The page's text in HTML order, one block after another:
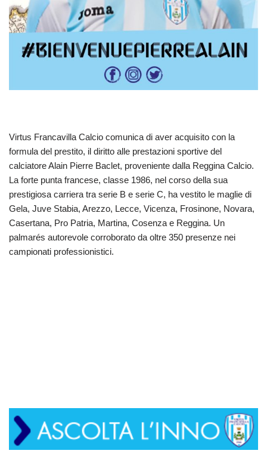
Virtus Francavilla Calcio comunica di aver acquisito con la
formula del prestito, il diritto alle prestazioni sportive del
calciatore Alain Pierre Baclet, proveniente dalla Reggina Calcio.
La forte punta francese, classe 1986, nel corso della sua
prestigiosa carriera tra serie B e serie C, ha vestito le maglie di
Gela, Juve Stabia, Arezzo, Lecce, Vicenza, Frosinone, Novara,
Casertana, Pro Patria, Martina, Cosenza e Reggina. Un
palmarés autorevole corroborato da oltre 350 presenze nei
campionati professionistici.